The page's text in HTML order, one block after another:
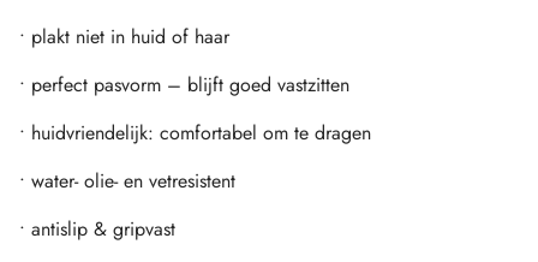
• plakt niet in huid of haar
• perfect pasvorm – blijft goed vastzitten
• huidvriendelijk: comfortabel om te dragen
• water- olie- en vetresistent
• antislip & gripvast